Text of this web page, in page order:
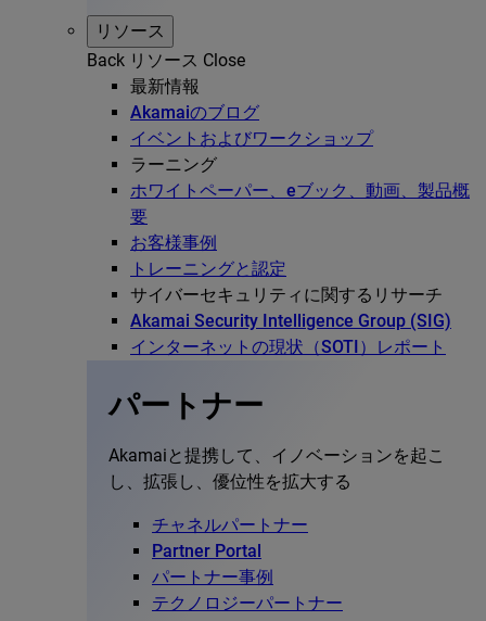
リソース
Back リソース Close
最新情報
Akamaiのブログ
イベントおよびワークショップ
ラーニング
ホワイトペーパー、eブック、動画、製品概
要
お客様事例
トレーニングと認定
サイバーセキュリティに関するリサーチ
Akamai Security Intelligence Group (SIG)
インターネットの現状（SOTI）レポート
パートナー
Akamaiと提携して、イノベーションを起こ
し、拡張し、優位性を拡大する
チャネルパートナー
Partner Portal
パートナー事例
テクノロジーパートナー